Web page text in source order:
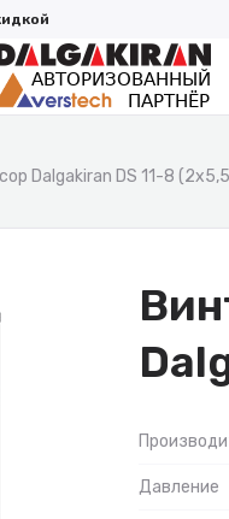
Dalgakiran DS 11-8
Давление